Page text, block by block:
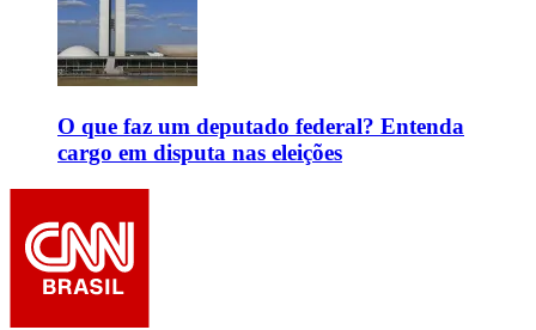
O que faz um deputado federal? Entenda
cargo em disputa nas eleições